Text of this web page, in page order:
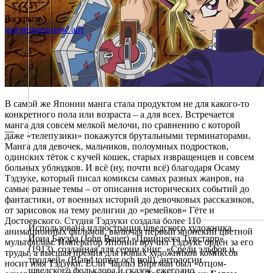
В самой же Японии манга стала продуктом не для какого-то
конкретного пола или возраста – а для всех. Встречается
манга для совсем мелкой мелочи, по сравнению с которой
даже «телепузики» покажутся брутальными терминаторами.
Манга для девочек, мальчиков, полоумных подростков,
одиноких тёток с кучей кошек, старых извращенцев и совсем
больных ублюдков. И всё (ну, почти всё) благодаря Осаму
Тэдзуке, который писал комиксы самых разных жанров, на
самые разные темы – от описания исторических событий до
фантастики, от военных историй до девочковых рассказиков,
от зарисовок на тему религии до «ремейков» Гёте и
Достоевского. Студия Тэдзуки создала более 110
анимационных фильмов, включая первый японский цветной
мультфильм. Император Японии вручил Тэдзуке орден за его
труды, а высшая премия для новых художников комиксов
носит имя Тэдзуки. Если Чарльз Виргман был «отцом-
Использована иллюстрация шведского художника
Йона Бауэра (John Bauer) «Принцесса Тувстарр»
(1913), созданная для серии книг «Среди эльфов и
троллей» (Bland tomtar och troll), антологии
шведского фольклора и сказок, ежегодно
Раскрыть
моёанимеаниме арт
—